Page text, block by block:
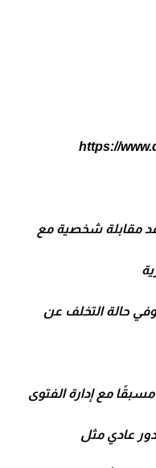
https://
مقابلة شخصية مع
حالة التخلف عن
مسبقًا مع إدارة الفتوى
عادي مثل